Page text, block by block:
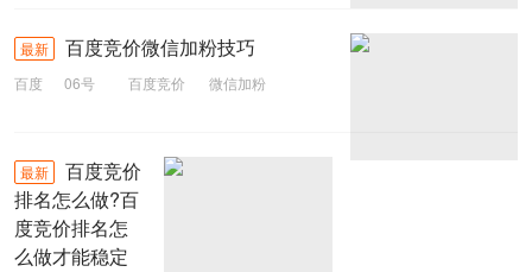
最新 百度竞价微信加粉技巧
百度 06号 百度竞价 微信加粉
最新
百度竞价
排名怎么做?百
度竞价排名怎
么做才能稳定